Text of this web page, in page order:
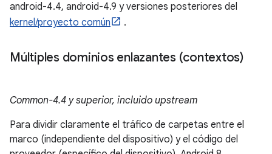
android-4.4, android-4.9 y versiones posteriores del
kernel/proyecto común
.
Múltiples dominios enlazantes (contextos)
Common-4.4 y superior, incluido upstream
Para dividir claramente el tráfico de carpetas entre el
marco (independiente del dispositivo) y el código del